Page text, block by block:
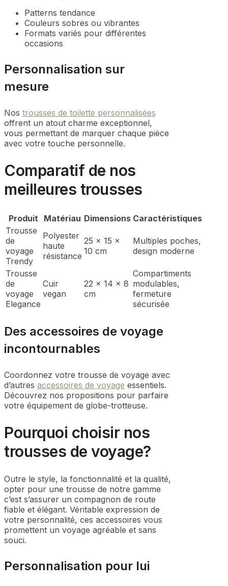
Patterns tendance
Couleurs sobres ou vibrantes
Formats variés pour différentes
occasions
Personnalisation sur
mesure
Nos trousses de toilette personnalisées
offrent un atout charme exceptionnel,
vous permettant de marquer chaque pièce
avec votre touche personnelle.
Comparatif de nos
meilleures trousses
Produit Matériau Dimensions Caractéristiques
Trousse
de
voyage
Trendy
Polyester
haute
résistance
25 x 15 x
10 cm
Multiples poches,
design moderne
Trousse
de
voyage
Elegance
Cuir
vegan
22 x 14 x 8
cm
Compartiments
modulables,
fermeture
sécurisée
Des accessoires de voyage
incontournables
Coordonnez votre trousse de voyage avec
d’autres accessoires de voyage essentiels.
Découvrez nos propositions pour parfaire
votre équipement de globe-trotteuse.
Pourquoi choisir nos
trousses de voyage?
Outre le style, la fonctionnalité et la qualité,
opter pour une trousse de notre gamme
c’est s’assurer un compagnon de route
fiable et élégant. Véritable expression de
votre personnalité, ces accessoires vous
promettent un voyage agréable et sans
souci.
Personnalisation pour lui